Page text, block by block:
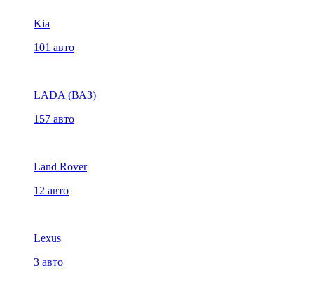
Kia
101 авто
LADA (ВАЗ)
157 авто
Land Rover
12 авто
Lexus
3 авто